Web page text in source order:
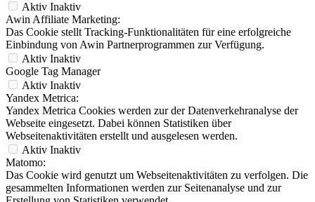
Aktiv Inaktiv
Awin Affiliate Marketing:
Das Cookie stellt Tracking-Funktionalitäten für eine erfolgreiche
Einbindung von Awin Partnerprogrammen zur Verfügung.
Aktiv Inaktiv
Google Tag Manager
Aktiv Inaktiv
Yandex Metrica:
Yandex Metrica Cookies werden zur der Datenverkehranalyse der
Webseite eingesetzt. Dabei können Statistiken über
Webseitenaktivitäten erstellt und ausgelesen werden.
Aktiv Inaktiv
Matomo:
Das Cookie wird genutzt um Webseitenaktivitäten zu verfolgen. Die
gesammelten Informationen werden zur Seitenanalyse und zur